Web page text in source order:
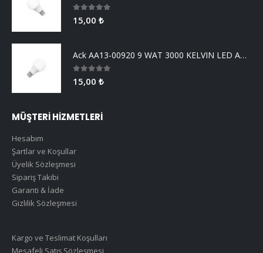
0 5 üzerinden
15,00 ₺
Ack AA13-00920 9 WAT 3000 KELVIN LED AMPUL
0 5 üzerinden
15,00 ₺
MÜŞTERİ HİZMETLERİ
Hesabım
Şartlar ve Koşullar
Üyelik Sözleşmesi
Sipariş Takibi
Garanti & İade
Gizlilik Sözleşmesi
Kargo ve Teslimat Koşulları
Mesafeli Satış Sözleşmesi